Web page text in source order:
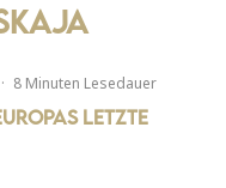
· 8 Minuten Lesedauer
letzte